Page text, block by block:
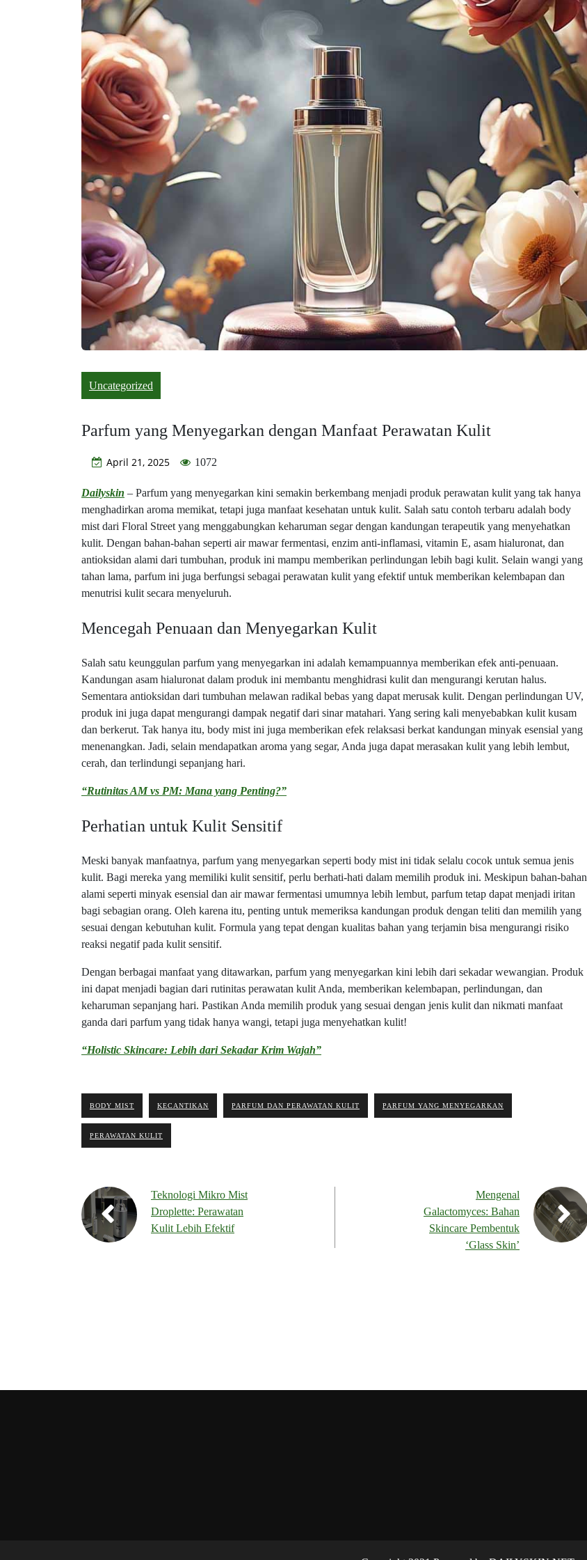
Uncategorized
Parfum yang Menyegarkan dengan Manfaat Perawatan Kulit
April 21, 2025 1072
Dailyskin – Parfum yang menyegarkan kini semakin berkembang menjadi produk perawatan kulit yang tak hanya
menghadirkan aroma memikat, tetapi juga manfaat kesehatan untuk kulit. Salah satu contoh terbaru adalah body
mist dari Floral Street yang menggabungkan keharuman segar dengan kandungan terapeutik yang menyehatkan
kulit. Dengan bahan-bahan seperti air mawar fermentasi, enzim anti-inflamasi, vitamin E, asam hialuronat, dan
antioksidan alami dari tumbuhan, produk ini mampu memberikan perlindungan lebih bagi kulit. Selain wangi yang
tahan lama, parfum ini juga berfungsi sebagai perawatan kulit yang efektif untuk memberikan kelembapan dan
menutrisi kulit secara menyeluruh.
Mencegah Penuaan dan Menyegarkan Kulit
Salah satu keunggulan parfum yang menyegarkan ini adalah kemampuannya memberikan efek anti-penuaan.
Kandungan asam hialuronat dalam produk ini membantu menghidrasi kulit dan mengurangi kerutan halus.
Sementara antioksidan dari tumbuhan melawan radikal bebas yang dapat merusak kulit. Dengan perlindungan UV,
produk ini juga dapat mengurangi dampak negatif dari sinar matahari. Yang sering kali menyebabkan kulit kusam
dan berkerut. Tak hanya itu, body mist ini juga memberikan efek relaksasi berkat kandungan minyak esensial yang
menenangkan. Jadi, selain mendapatkan aroma yang segar, Anda juga dapat merasakan kulit yang lebih lembut,
cerah, dan terlindungi sepanjang hari.
“Rutinitas AM vs PM: Mana yang Penting?”
Perhatian untuk Kulit Sensitif
Meski banyak manfaatnya, parfum yang menyegarkan seperti body mist ini tidak selalu cocok untuk semua jenis
kulit. Bagi mereka yang memiliki kulit sensitif, perlu berhati-hati dalam memilih produk ini. Meskipun bahan-bahan
alami seperti minyak esensial dan air mawar fermentasi umumnya lebih lembut, parfum tetap dapat menjadi iritan
bagi sebagian orang. Oleh karena itu, penting untuk memeriksa kandungan produk dengan teliti dan memilih yang
sesuai dengan kebutuhan kulit. Formula yang tepat dengan kualitas bahan yang terjamin bisa mengurangi risiko
reaksi negatif pada kulit sensitif.
Dengan berbagai manfaat yang ditawarkan, parfum yang menyegarkan kini lebih dari sekadar wewangian. Produk
ini dapat menjadi bagian dari rutinitas perawatan kulit Anda, memberikan kelembapan, perlindungan, dan
keharuman sepanjang hari. Pastikan Anda memilih produk yang sesuai dengan jenis kulit dan nikmati manfaat
ganda dari parfum yang tidak hanya wangi, tetapi juga menyehatkan kulit!
“Holistic Skincare: Lebih dari Sekadar Krim Wajah”
BODY MIST KECANTIKAN PARFUM DAN PERAWATAN KULIT PARFUM YANG MENYEGARKAN
PERAWATAN KULIT
Teknologi Mikro Mist
Droplette: Perawatan
Kulit Lebih Efektif
Mengenal
Galactomyces: Bahan
Skincare Pembentuk
‘Glass Skin’